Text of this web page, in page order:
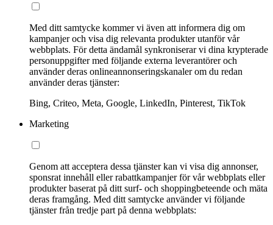
Med ditt samtycke kommer vi även att informera dig om
kampanjer och visa dig relevanta produkter utanför vår
webbplats. För detta ändamål synkroniserar vi dina krypterade
personuppgifter med följande externa leverantörer och
använder deras onlineannonseringskanaler om du redan
använder deras tjänster:
Bing, Criteo, Meta, Google, LinkedIn, Pinterest, TikTok
Marketing
Genom att acceptera dessa tjänster kan vi visa dig annonser,
sponsrat innehåll eller rabattkampanjer för vår webbplats eller
produkter baserat på ditt surf- och shoppingbeteende och mäta
deras framgång. Med ditt samtycke använder vi följande
tjänster från tredje part på denna webbplats: